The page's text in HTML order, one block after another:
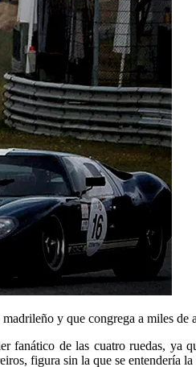
y que congrega a miles de
fanático de las cuatro ruedas, ya
figura sin la que se entendería